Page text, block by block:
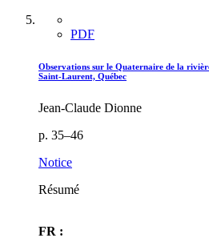
PDF
Observations sur le Quaternaire de la
Saint-Laurent, Québec
Jean-Claude Dionne
p. 35–46
Notice
Résumé
FR :